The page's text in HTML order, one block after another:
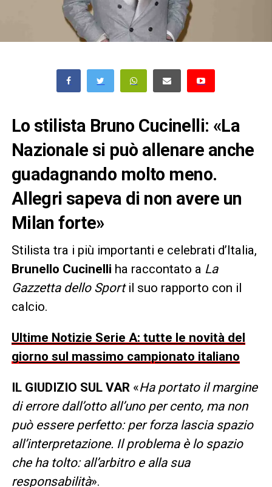
Lo stilista Bruno Cucinelli: «La
Nazionale si può allenare anche
guadagnando molto meno.
Allegri sapeva di non avere un
Milan forte»
Stilista tra i più importanti e celebrati d’Italia,
Brunello Cucinelli ha raccontato a La
Gazzetta dello Sportil suo rapporto con il
calcio.
Ultime Notizie Serie A: tutte le novità del
giorno sul massimo campionato italiano
IL GIUDIZIO SUL VAR«Ha portato il margine
di errore dall’otto all’uno per cento, ma non
può essere perfetto: per forza lascia spazio
all’interpretazione. Il problema è lo spazio
che ha tolto: all’arbitro e alla sua
responsabilità».